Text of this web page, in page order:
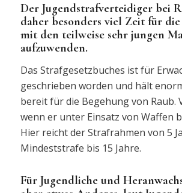
Der Jugendstrafverteidiger bei
daher besonders viel Zeit für die
mit den teilweise sehr jungen
aufzuwenden.
Das Strafgesetzbuches ist für
geschrieben worden und hält
bereit für die Begehung von Raub.
wenn er unter Einsatz von Waffen
Hier reicht der Strafrahmen von 5
Mindeststrafe bis 15 Jahre.
Für Jugendliche und